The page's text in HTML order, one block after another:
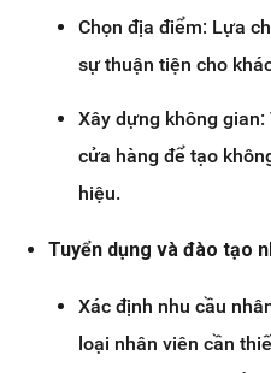
Chọn địa điểm: Lựa
sự thuận tiện cho
Xây dựng không
cửa hàng để tạo
hiệu.
Tuyển dụng và đào tạo
Xác định nhu cầu
loại nhân viên cần